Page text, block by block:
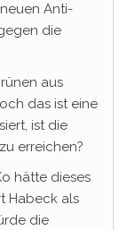
Anti-
die
aus
das ist eine
ist die
erreichen?
hätte dieses
Habeck als
die